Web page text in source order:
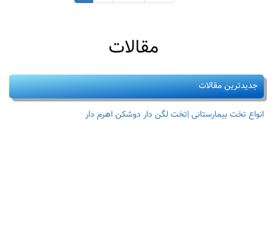
مقالات
جدیدترین مقالات
انواع تخت بیمارستانی |تخت لگن دار دوشکن اهرم دار